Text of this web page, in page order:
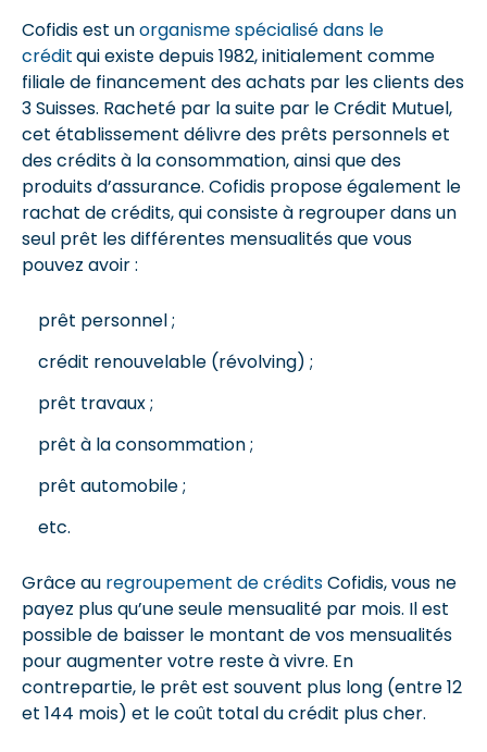
Cofidis est unorganisme spécialisé dans le
créditqui existe depuis 1982, initialement comme
filiale de financement des achats par les clients des
3 Suisses. Racheté par la suite par le Crédit Mutuel,
cet établissement délivre des prêts personnels et
des crédits à la consommation, ainsi que des
produits d’assurance. Cofidis propose également le
rachat de crédits, qui consiste à regrouper dans un
seul prêt les différentes mensualités que vous
pouvez avoir :
prêt personnel ;
crédit renouvelable (révolving) ;
prêt travaux ;
prêt à la consommation ;
prêt automobile ;
etc.
Grâce au regroupement de créditsCofidis, vous ne
payez plus qu’une seule mensualité par mois. Il est
possible de baisser le montant de vos mensualités
pour augmenter votre reste à vivre. En
contrepartie, le prêt est souvent plus long (entre 12
et 144 mois) et le coût total du crédit plus cher.